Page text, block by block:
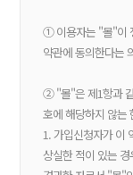
① 이용자는 "몰"이
약관에 동의한다는
② "몰"은 제1항과
호에 해당하지 않는
1. 가입신청자가 이
상실한 적이 있는